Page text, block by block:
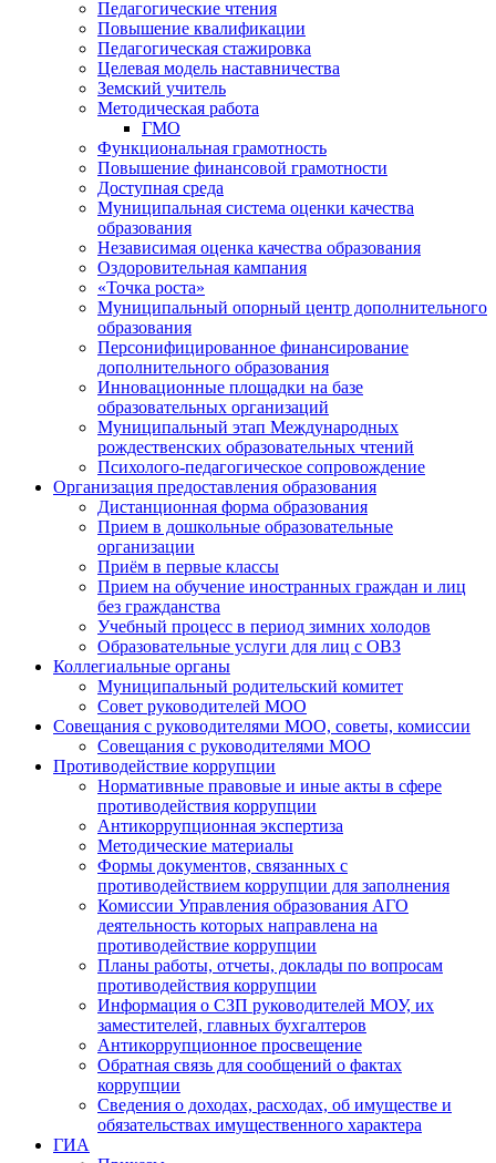
Педагогические чтения
Повышение квалификации
Педагогическая стажировка
Целевая модель наставничества
Земский учитель
Методическая работа
ГМО
Функциональная грамотность
Повышение финансовой грамотности
Доступная среда
Муниципальная система оценки качества
образования
Независимая оценка качества образования
Оздоровительная кампания
«Точка роста»
Муниципальный опорный центр дополнительного
образования
Персонифицированное финансирование
дополнительного образования
Инновационные площадки на базе
образовательных организаций
Муниципальный этап Международных
рождественских образовательных чтений
Психолого-педагогическое сопровождение
Организация предоставления образования
Дистанционная форма образования
Прием в дошкольные образовательные
организации
Приём в первые классы
Прием на обучение иностранных граждан и лиц
без гражданства
Учебный процесс в период зимних холодов
Образовательные услуги для лиц с ОВЗ
Коллегиальные органы
Муниципальный родительский комитет
Совет руководителей МОО
Совещания с руководителями МОО, советы, комиссии
Совещания с руководителями МОО
Противодействие коррупции
Нормативные правовые и иные акты в сфере
противодействия коррупции
Антикоррупционная экспертиза
Методические материалы
Формы документов, связанных с
противодействием коррупции для заполнения
Комиссии Управления образования АГО
деятельность которых направлена на
противодействие коррупции
Планы работы, отчеты, доклады по вопросам
противодействия коррупции
Информация о СЗП руководителей МОУ, их
заместителей, главных бухгалтеров
Антикоррупционное просвещение
Обратная связь для сообщений о фактах
коррупции
Сведения о доходах, расходах, об имуществе и
обязательствах имущественного характера
ГИА